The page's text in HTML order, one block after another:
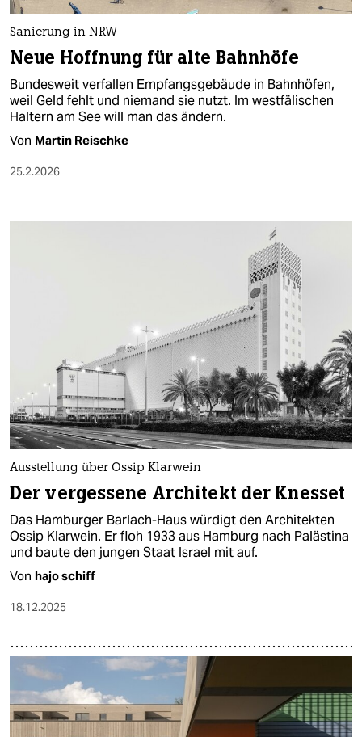
Sanierung in NRW
Neue Hoffnung für alte Bahnhöfe
Bundesweit verfallen Empfangsgebäude in Bahnhöfen,
weil Geld fehlt und niemand sie nutzt. Im westfälischen
Haltern am See will man das ändern.
Von Martin Reischke
25.2.2026
Ausstellung über Ossip Klarwein
Der vergessene Architekt der Knesset
Das Hamburger Barlach-Haus würdigt den Architekten
Ossip Klarwein. Er floh 1933 aus Hamburg nach Palästina
und baute den jungen Staat Israel mit auf.
Von hajo schiff
18.12.2025